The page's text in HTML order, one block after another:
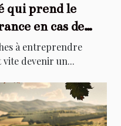
qui prend le
en cas de
à entreprendre
vite devenir un...